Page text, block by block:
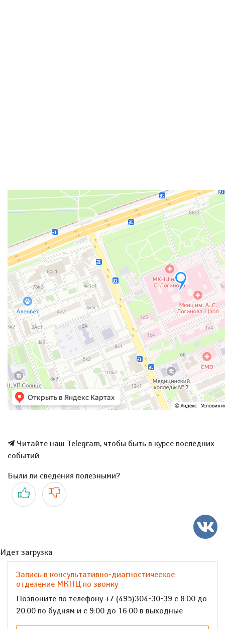
Читайте наш Telegram, чтобы быть в курсе последних
событий.
Были ли сведения полезными?
Да Нет
Идет загрузка
Запись в консультативно-диагностическое
отделение МКНЦ по звонку
Позвоните по телефону +7 (495)304-30-39 с 8:00 до
20:00 по будням и с 9:00 до 16:00 в выходные